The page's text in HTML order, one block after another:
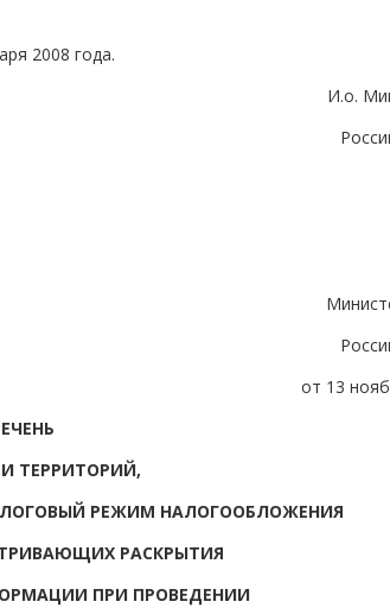
2008 года.
И.о.
от 13
ТЕРРИТОРИЙ,
РЕЖИМ НАЛОГООБЛОЖЕНИЯ
РАСКРЫТИЯ
ПРИ ПРОВЕДЕНИИ